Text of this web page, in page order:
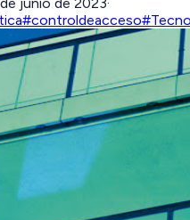
#controldeacceso